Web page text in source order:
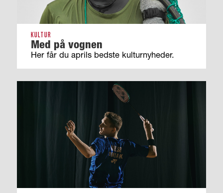
KULTUR
Med på vognen
Her får du aprils bedste kulturnyheder.